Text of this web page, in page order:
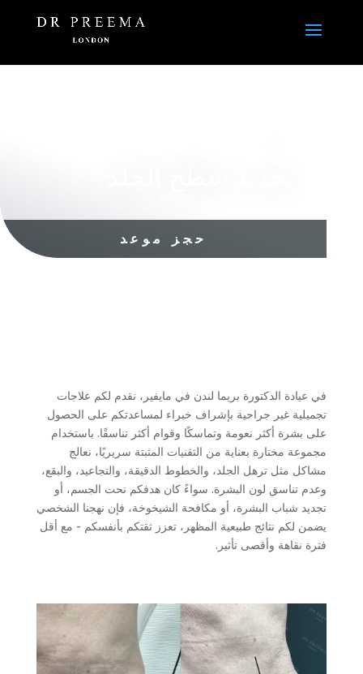
حجز موعد
في عيادة الدكتورة بريما لندن في مايفير، نقدم لكم علاجات
تجميلية غير جراحية بإشراف خبراء لمساعدتكم على الحصول
على بشرة أكثر نعومة وتماسكًا وقوام أكثر تناسقًا. باستخدام
مجموعة مختارة بعناية من التقنيات المثبتة سريريًا، نعالج
مشاكل مثل ترهل الجلد، والخطوط الدقيقة، والتجاعيد، والبقع،
وعدم تناسق لون البشرة. سواءً كان هدفكم نحت الجسم، أو
تجديد شباب البشرة، أو مكافحة الشيخوخة، فإن نهجنا الشخصي
يضمن لكم نتائج طبيعية المظهر، تعزز ثقتكم بأنفسكم - مع أقل
فترة نقاهة وأقصى تأثير.